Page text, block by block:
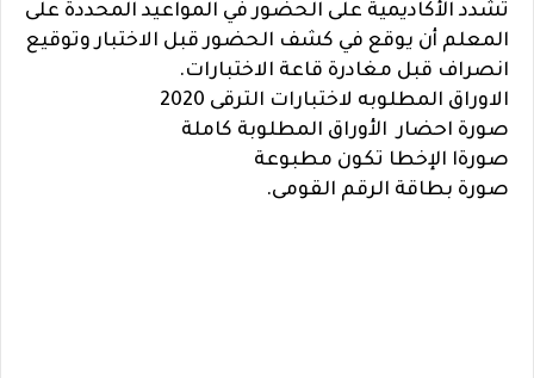
تشدد الأكاديمية على الحضور في المواعيد المحددة على
المعلم أن يوقع في كشف الحضور قبل الاختبار وتوقيع
انصراف قبل مغادرة قاعة الاختبارات.
الاوراق المطلوبه لاختبارات الترقى 2020
صورة احضار الأوراق المطلوبة كاملة
صورةا الإخطا تكون مطبوعة
صورة بطاقة الرقم القومى.